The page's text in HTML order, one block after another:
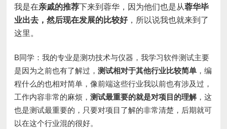
我是在亲戚的推荐下来到蓉华，因为他们也是从蓉华毕
业出去，然后现在发展的比较好，所以说我也就来到了
这里。
B同学：我的专业是测功技术与仪器，我学习软件测试主要
是因为之前也有了解过，测试相对于其他行业比较简单 ，编
程什么的也相对简单，像前端这些行业我以前也有涉及过，
工作内容非常的麻烦，测试最重要的就是对项目的理解，这
也是测试最重要的，只要对项目了解的非常清楚，后期就可
以在这个行业混的很好。